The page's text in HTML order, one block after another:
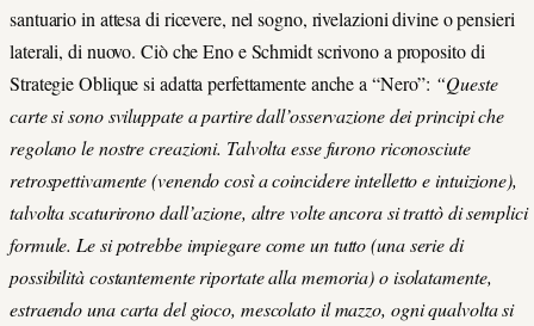
santuario in attesa di ricevere, nel sogno, rivelazioni divine o pensieri
laterali, di nuovo. Ciò che Eno e Schmidt scrivono a proposito di
Strategie Oblique si adatta perfettamente anche a “Nero”: “Queste
carte si sono sviluppate a partire dall’osservazione dei principi che
regolano le nostre creazioni. Talvolta esse furono riconosciute
retrospettivamente (venendo così a coincidere intelletto e intuizione),
talvolta scaturirono dall’azione, altre volte ancora si trattò di semplici
formule. Le si potrebbe impiegare come un tutto (una serie di
possibilità costantemente riportate alla memoria) o isolatamente,
estraendo una carta del gioco, mescolato il mazzo, ogni qualvolta si